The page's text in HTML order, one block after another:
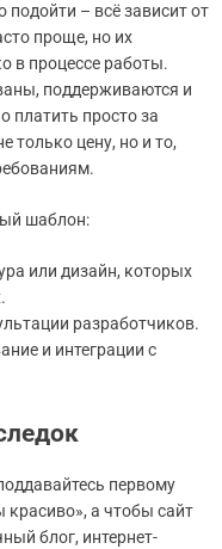
подойти – всё зависит от
проще, но их
в процессе работы.
поддерживаются и
платить просто за
только цену, но и то,
шаблон:
или дизайн, которых
разработчиков.
и интеграции с
первому
красиво», а чтобы сайт
блог, интернет-